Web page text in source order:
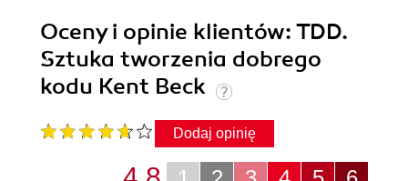
Oceny i opinie klientów: TDD.
Sztuka tworzenia dobrego
kodu Kent Beck
Dodaj opinię